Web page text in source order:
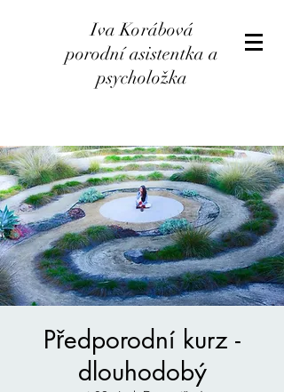
Iva Korábová
porodní asistentka a
psycholožka
Předporodní kurz -
dlouhodobý